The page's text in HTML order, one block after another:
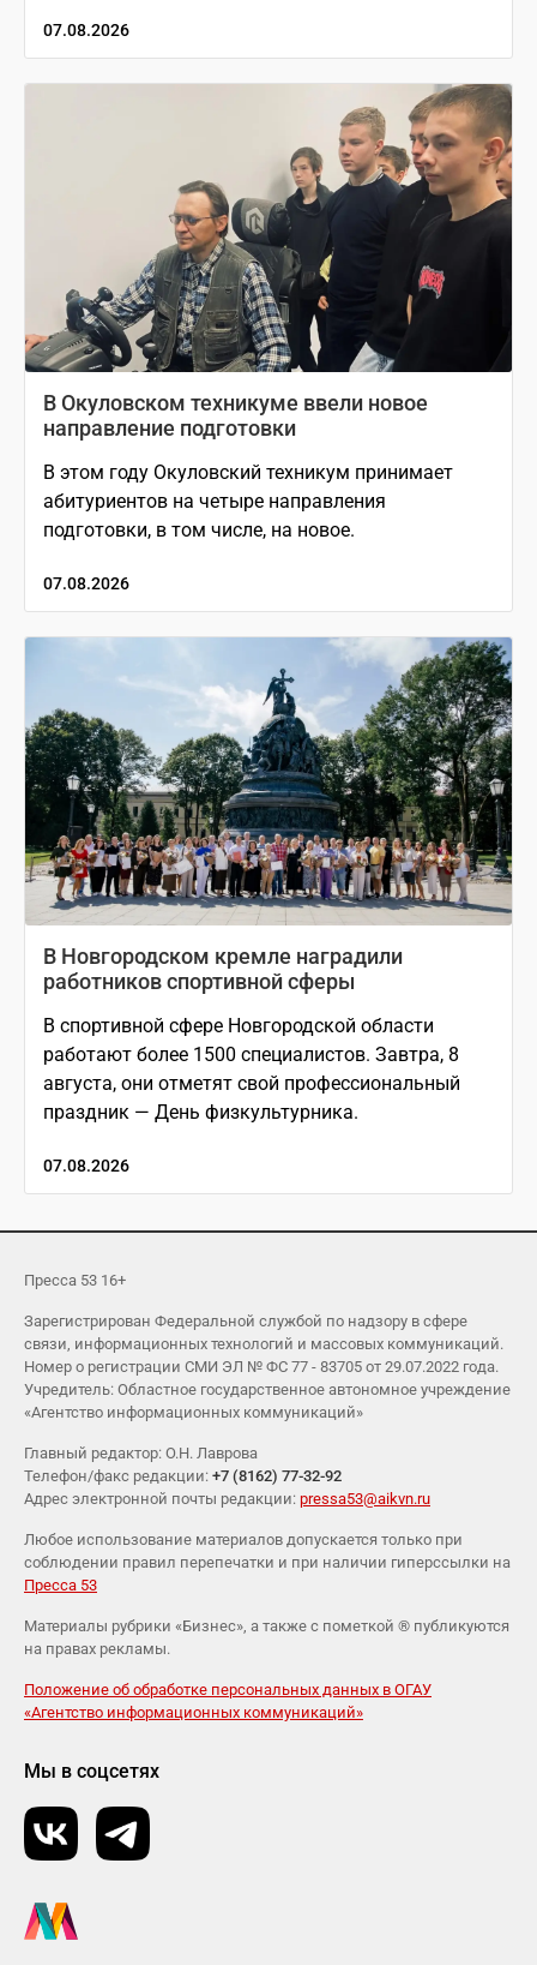
07.08.2026
В Окуловском техникуме ввели новое
направление подготовки
В этом году Окуловский техникум принимает
абитуриентов на четыре направления
подготовки, в том числе, на новое.
07.08.2026
В Новгородском кремле наградили
работников спортивной сферы
В спортивной сфере Новгородской области
работают более 1500 специалистов. Завтра, 8
августа, они отметят свой профессиональный
праздник — День физкультурника.
07.08.2026
Пресса 53 16+
Зарегистрирован Федеральной службой по надзору в сфере
связи, информационных технологий и массовых коммуникаций.
Номер о регистрации СМИ ЭЛ № ФС 77 - 83705 от 29.07.2022 года.
Учредитель: Областное государственное автономное учреждение
«Агентство информационных коммуникаций»
Главный редактор: О.Н. Лаврова
Телефон/факс редакции: +7 (8162) 77-32-92
Адрес электронной почты редакции: pressa53@aikvn.ru
Любое использование материалов допускается только при
соблюдении правил перепечатки и при наличии гиперссылки на
Пресса 53
Материалы рубрики «Бизнес», а также с пометкой ® публикуются
на правах рекламы.
Положение об обработке персональных данных в ОГАУ
«Агентство информационных коммуникаций»
Мы в соцсетях